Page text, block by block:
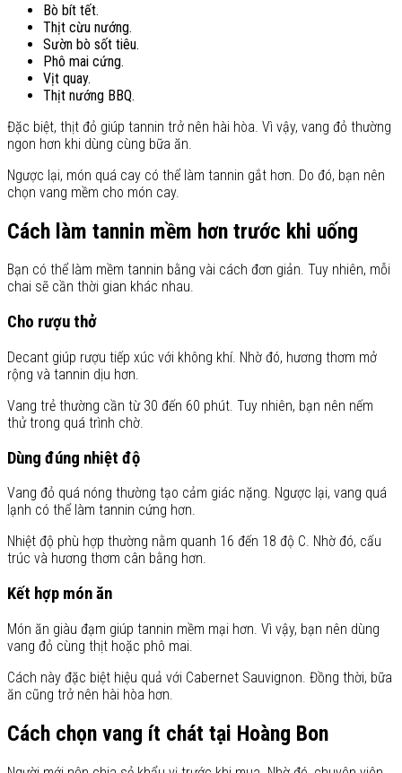
Bò bít tết.
Thịt cừu nướng.
Sườn bò sốt tiêu.
Phô mai cứng.
Vịt quay.
Thịt nướng BBQ.
Đặc biệt, thịt đỏ giúp tannin trở nên hài hòa. Vì vậy, vang đỏ thường
ngon hơn khi dùng cùng bữa ăn.
Ngược lại, món quá cay có thể làm tannin gắt hơn. Do đó, bạn nên
chọn vang mềm cho món cay.
Cách làm tannin mềm hơn trước khi uống
Bạn có thể làm mềm tannin bằng vài cách đơn giản. Tuy nhiên, mỗi
chai sẽ cần thời gian khác nhau.
Cho rượu thở
Decant giúp rượu tiếp xúc với không khí. Nhờ đó, hương thơm mở
rộng và tannin dịu hơn.
Vang trẻ thường cần từ 30 đến 60 phút. Tuy nhiên, bạn nên nếm
thử trong quá trình chờ.
Dùng đúng nhiệt độ
Vang đỏ quá nóng thường tạo cảm giác nặng. Ngược lại, vang quá
lạnh có thể làm tannin cứng hơn.
Nhiệt độ phù hợp thường nằm quanh 16 đến 18 độ C. Nhờ đó, cấu
trúc và hương thơm cân bằng hơn.
Kết hợp món ăn
Món ăn giàu đạm giúp tannin mềm mại hơn. Vì vậy, bạn nên dùng
vang đỏ cùng thịt hoặc phô mai.
Cách này đặc biệt hiệu quả với Cabernet Sauvignon. Đồng thời, bữa
ăn cũng trở nên hài hòa hơn.
Cách chọn vang ít chát tại Hoàng Bon